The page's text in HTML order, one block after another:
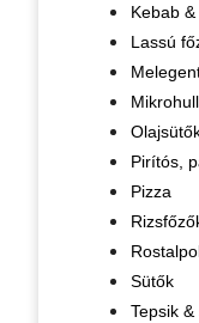
Kebab
Lassú
Pirítós,
Pizza
Sütők
Tepsik